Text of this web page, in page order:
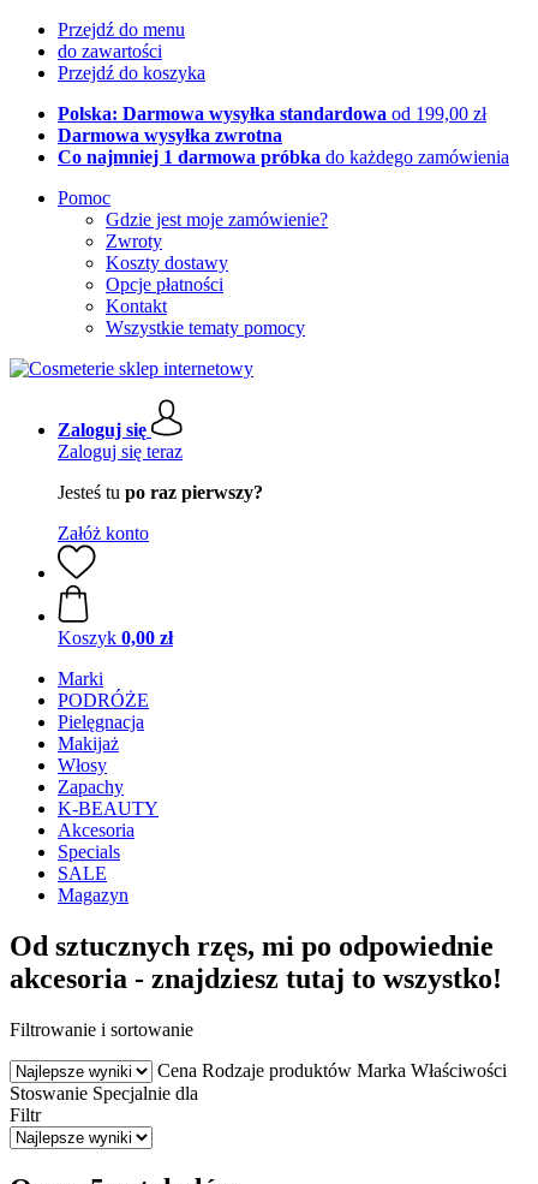
Przejdź do menu
do zawartości
Przejdź do koszyka
Polska: Darmowa wysyłka standardowa od 199,00 zł
Darmowa wysyłka zwrotna
Co najmniej 1 darmowa próbka do każdego zamówienia
Pomoc
Gdzie jest moje zamówienie?
Zwroty
Koszty dostawy
Opcje płatności
Kontakt
Wszystkie tematy pomocy
Zaloguj się
Zaloguj się teraz
Jesteś tu po raz pierwszy?
Załóż konto
Koszyk 0,00 zł
Marki
PODRÓŻE
Pielęgnacja
Makijaż
Włosy
Zapachy
K-BEAUTY
Akcesoria
Specials
SALE
Magazyn
Od sztucznych rzęs, mi po odpowiednie
akcesoria - znajdziesz tutaj to wszystko!
Filtrowanie i sortowanie
Cena Rodzaje produktów Marka Właściwości
Stoswanie Specjalnie dla
Filtr